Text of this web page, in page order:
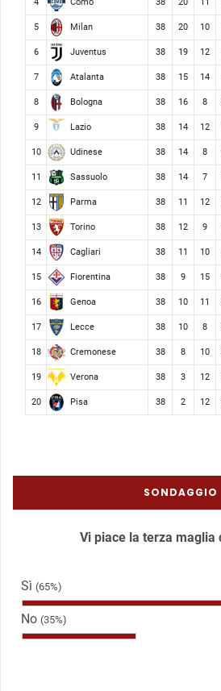
4 Como 38 20 11
5 Milan 38 20 10
6 Juventus 38 19 12
7 Atalanta 38 15 14
8 Bologna 38 16 8
9 Lazio 38 14 12
10 Udinese 38 14 8
11 Sassuolo 38 14 7
12 Parma 38 11 12
13 Torino 38 12 9
14 Cagliari 38 11 10
15 Fiorentina 38 9 15
16 Genoa 38 10 11
17 Lecce 38 10 8
18 Cremonese 38 8 10
19 Verona 38 3 12
20 Pisa 38 2 12
SONDAGGIO
Vi piace la terza maglia
Sì (65%)
No (35%)